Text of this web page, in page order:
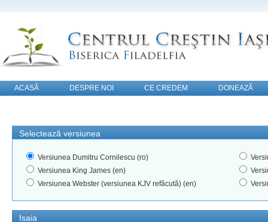
ACASĂ DESPRE NOI CE CREDEM
DONEAZĂ
Selectează versiunea
Versiunea Dumitru Cornilescu (ro)
Versiunea King James (en)
Versiunea Webster (versiunea KJV refăcută) (en)
Isaia